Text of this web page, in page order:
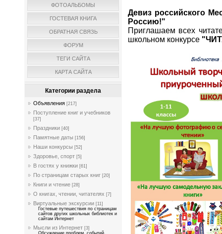
ФОТОАЛЬБОМЫ
ГОСТЕВАЯ КНИГА
ОБРАТНАЯ СВЯЗЬ
ФОРУМ
ТЕГИ САЙТА
КАРТА САЙТА
Категории раздела
Объявления [217]
Поступление книг и учебников
[37]
Праздники [40]
Памятные даты [156]
Наши конкурсы [52]
Здоровье, спорт [5]
В гостях у книжки [61]
По страницам старых книг [20]
Книги и чтение [28]
О книгах, чтении, читателях [7]
Виртуальные экскурсии [11]
Гостевые путешествия по страницам
сайтов других школьных библиотек и
сайтам Интернет
Мысли из Интернет [3]
Девиз российского
Россию!"
Приглашаем всех
школьном конкурсе